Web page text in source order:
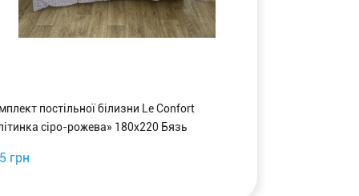
постільної білизни Le Confort
сіро-рожева» 180x220 Бязь
грн